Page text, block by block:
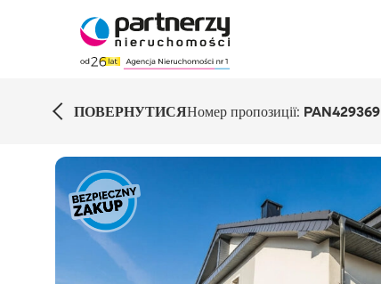
ПОВЕРНУТИСЯНомер пропозиції: PAN429369